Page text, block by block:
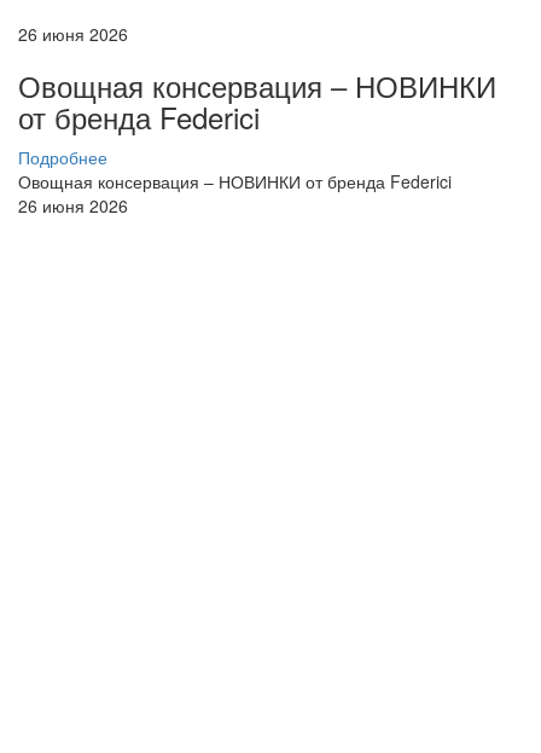
26 июня 2026
Овощная консервация – НОВИНКИ
от бренда Federici
Подробнее
Овощная консервация – НОВИНКИ от бренда Federici
26 июня 2026